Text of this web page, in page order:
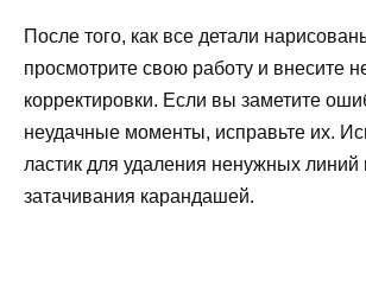
После того, как все детали
просмотрите свою работу и внесите
корректировки. Если вы заметите
неудачные моменты, исправьте их.
ластик для удаления ненужных линий
затачивания карандашей.